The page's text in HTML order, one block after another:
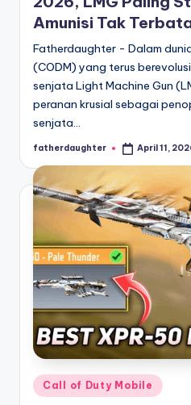
Amunisi Tak
Fatherdaughter - Dalam
(CODM) yang terus
senjata Light Machine Gun
peranan krusial sebagai
senjata…
Posted
fatherdaughter April 11,
Posted
Call of Duty Mobile